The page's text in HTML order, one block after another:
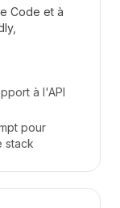
Code et à
à l'API
pour
stack